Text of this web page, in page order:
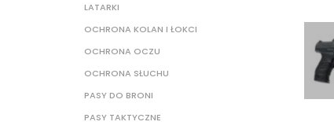
LATARKI
OCHRONA KOLAN I ŁOKCI
OCHRONA OCZU
OCHRONA SŁUCHU
PASY DO BRONI
PASY TAKTYCZNE